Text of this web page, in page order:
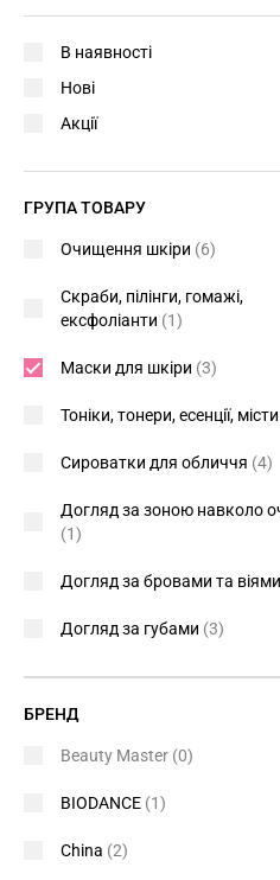
В наявності
Нові
Акції
ГРУПА ТОВАРУ
Очищення шкіри (6)
Скраби, пілінги, гомажі,
ексфоліанти (1)
Маски для шкіри (3)
Тоніки, тонери, есенції, місти
Сироватки для обличчя (4)
Догляд за зоною навколо
(1)
Догляд за бровами та віями
Догляд за губами (3)
БРЕНД
Beauty Master (0)
BIODANCE (1)
China (2)